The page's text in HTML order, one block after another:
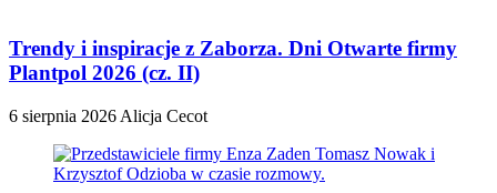
Trendy i inspiracje z Zaborza. Dni Otwarte firmy
Plantpol 2026 (cz. II)
6 sierpnia 2026 Alicja Cecot